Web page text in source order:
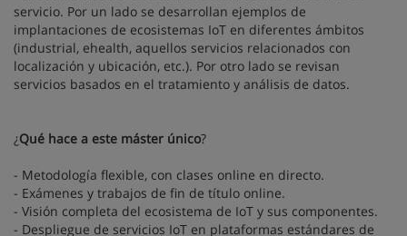
servicio. Por un lado se desarrollan ejemplos de
implantaciones de ecosistemas IoT en diferentes ámbitos
(industrial, ehealth, aquellos servicios relacionados con
localización y ubicación, etc.). Por otro lado se revisan
servicios basados en el tratamiento y análisis de datos.
¿Qué hace a este máster único?
- Metodología flexible, con clases online en directo.
- Exámenes y trabajos de fin de título online.
- Visión completa del ecosistema de IoT y sus componentes.
- Despliegue de servicios IoT en plataformas estándares de